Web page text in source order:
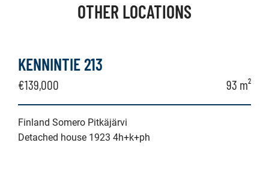
OTHER LOCATIONS
KENNINTIE 213
€139,000 93 m²
Finland Somero Pitkäjärvi
Detached house 1923 4h+k+ph